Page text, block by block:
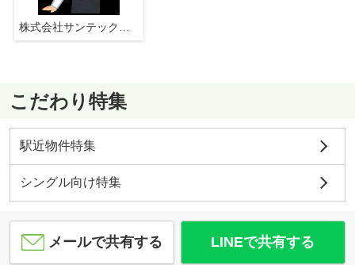
こだわり特集
駅近物件特集
シングル向け特集
メールで共有する LINEで共有する